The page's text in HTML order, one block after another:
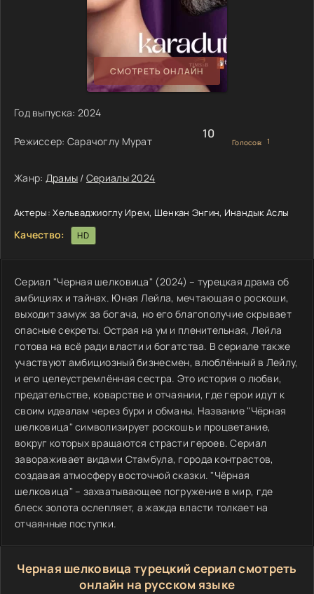
СМОТРЕТЬ ОНЛАЙН
Год выпуска: 2024
Режиссер: Сарачоглу Мурат
Жанр: Драмы / Сериалы 2024
10
Голосов: 1
Актеры: Хельваджиоглу Ирем, Шенкан Энгин, Инандык Аслы
Качество: HD
Сериал "Черная шелковица" (2024) – турецкая драма об
амбициях и тайнах. Юная Лейла, мечтающая о роскоши,
выходит замуж за богача, но его благополучие скрывает
опасные секреты. Острая на ум и пленительная, Лейла
готова на всё ради власти и богатства. В сериале также
участвуют амбициозный бизнесмен, влюблённый в Лейлу,
и его целеустремлённая сестра. Это история о любви,
предательстве, коварстве и отчаянии, где герои идут к
своим идеалам через бури и обманы. Название "Чёрная
шелковица" символизирует роскошь и процветание,
вокруг которых вращаются страсти героев. Сериал
завораживает видами Стамбула, города контрастов,
создавая атмосферу восточной сказки. "Чёрная
шелковица" – захватывающее погружение в мир, где
блеск золота ослепляет, а жажда власти толкает на
отчаянные поступки.
Черная шелковица турецкий сериал смотреть
онлайн на русском языке